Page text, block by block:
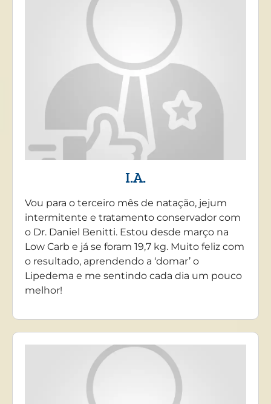
I.A.
Vou para o terceiro mês de natação, jejum
intermitente e tratamento conservador com
o Dr. Daniel Benitti. Estou desde março na
Low Carb e já se foram 19,7 kg. Muito feliz com
o resultado, aprendendo a ‘domar’ o
Lipedema e me sentindo cada dia um pouco
melhor!